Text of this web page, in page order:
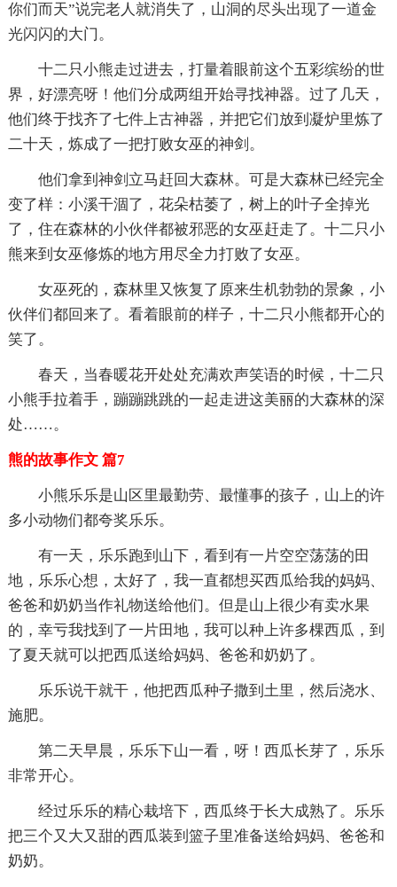
你们而天”说完老人就消失了，山洞的尽头出现了一道金
光闪闪的大门。
十二只小熊走过进去，打量着眼前这个五彩缤纷的世
界，好漂亮呀！他们分成两组开始寻找神器。过了几天，
他们终于找齐了七件上古神器，并把它们放到凝炉里炼了
二十天，炼成了一把打败女巫的神剑。
他们拿到神剑立马赶回大森林。可是大森林已经完全
变了样：小溪干涸了，花朵枯萎了，树上的叶子全掉光
了，住在森林的小伙伴都被邪恶的女巫赶走了。十二只小
熊来到女巫修炼的地方用尽全力打败了女巫。
女巫死的，森林里又恢复了原来生机勃勃的景象，小
伙伴们都回来了。看着眼前的样子，十二只小熊都开心的
笑了。
春天，当春暖花开处处充满欢声笑语的时候，十二只
小熊手拉着手，蹦蹦跳跳的一起走进这美丽的大森林的深
处……。
熊的故事作文 篇7
小熊乐乐是山区里最勤劳、最懂事的孩子，山上的许
多小动物们都夸奖乐乐。
有一天，乐乐跑到山下，看到有一片空空荡荡的田
地，乐乐心想，太好了，我一直都想买西瓜给我的妈妈、
爸爸和奶奶当作礼物送给他们。但是山上很少有卖水果
的，幸亏我找到了一片田地，我可以种上许多棵西瓜，到
了夏天就可以把西瓜送给妈妈、爸爸和奶奶了。
乐乐说干就干，他把西瓜种子撒到土里，然后浇水、
施肥。
第二天早晨，乐乐下山一看，呀！西瓜长芽了，乐乐
非常开心。
经过乐乐的精心栽培下，西瓜终于长大成熟了。乐乐
把三个又大又甜的西瓜装到篮子里准备送给妈妈、爸爸和
奶奶。